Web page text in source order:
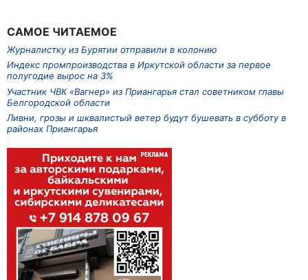
САМОЕ ЧИТАЕМОЕ
Журналистку из Бурятии отправили в колонию
Индекс промпроизводства в Иркутской области за первое
полугодие вырос на 3%
Участник ЧВК «Вагнер» из Приангарья стал советником главы
Белгородской области
Ливни, грозы и шквалистый ветер будут бушевать в субботу в
районах Приангарья